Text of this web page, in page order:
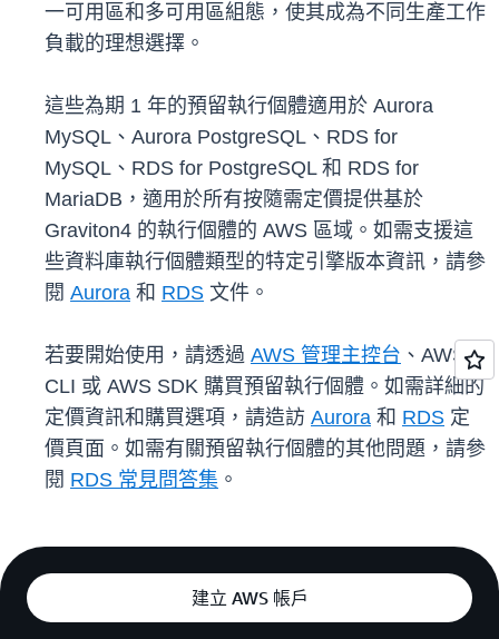
一可用區和多可用區組態，使其成為不同生產​​工作
負載的理想選擇。
這些為期 1 年的預留執行個體適用於 Aurora
MySQL、Aurora PostgreSQL、RDS for
MySQL、RDS for PostgreSQL 和 RDS for
MariaDB，適用於所有按隨需定價提供基於
Graviton4 的執行個體的 AWS 區域。如需支援這
些資料庫執行個體類型的特定引擎版本資訊，請參
閱 Aurora 和 RDS 文件。
若要開始使用，請透過 AWS 管理主控台 、AWS
CLI 或 AWS SDK 購買預留執行個體。如需詳細的
定價資訊和購買選項，請造訪 Aurora 和 RDS 定
價頁面。如需有關預留執行個體的其他問題，請參
閱 RDS 常見問答集 。
建立 AWS 帳戶